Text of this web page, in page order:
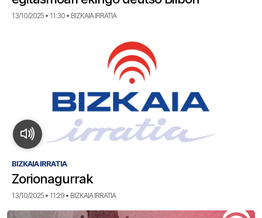
13/10/2025 • 11:30 • BIZKAIA IRRATIA
BIZKAIA IRRATIA
Zorionagurrak
13/10/2025 • 11:29 • BIZKAIA IRRATIA